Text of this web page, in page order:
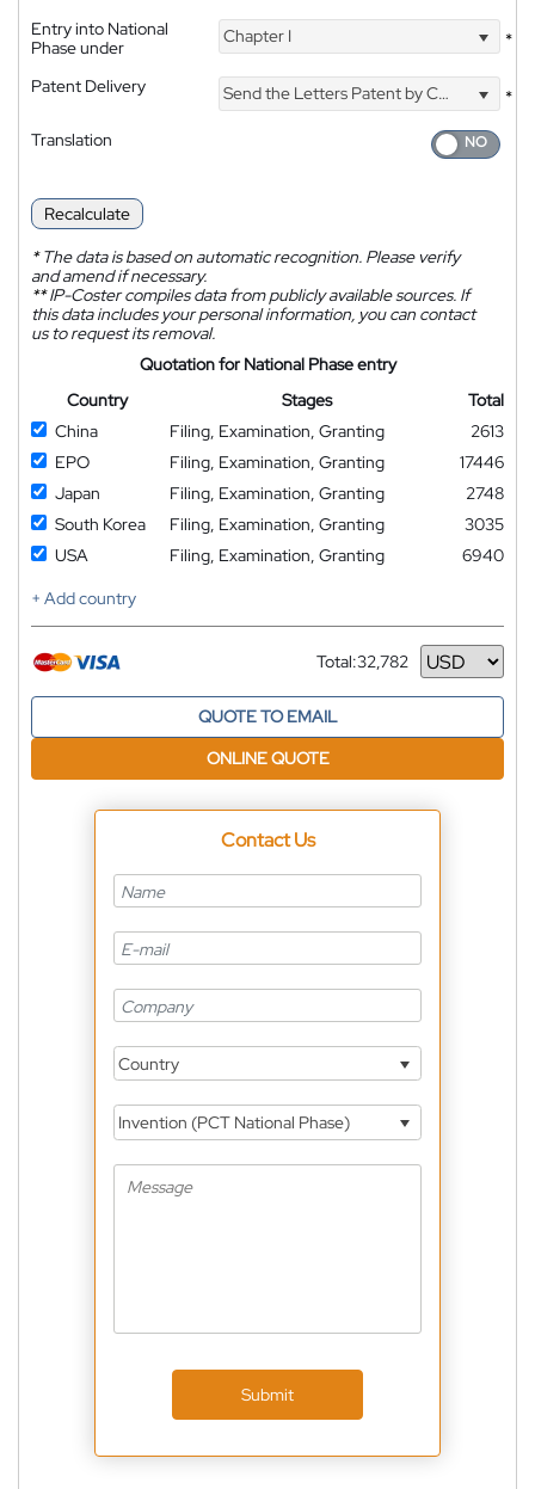
Entry into National
Phase under
Chapter I *
Patent Delivery Send the Letters Patent by Courier
*
Translation
Recalculate
*The data is based on automatic recognition. Please verify
and amend if necessary.
**IP-Coster compiles data from publicly available sources. If
this data includes your personal information, you can contact
us to request its removal.
Quotation for National Phase entry
Country
Stages
Total
China
Filing, Examination, Granting
2613
EPO
Filing, Examination, Granting
17446
Japan
Filing, Examination, Granting
2748
South Korea
Filing, Examination, Granting
3035
USA
Filing, Examination, Granting
6940
+ Add country
Total:32,782
Currency
QUOTE TO EMAIL
ONLINE QUOTE
Contact Us
Country
Invention (PCT National Phase)
Submit